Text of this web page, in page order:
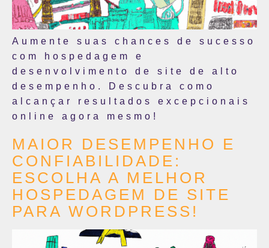
Aumente suas chances de sucesso
com hospedagem e
desenvolvimento de site de alto
desempenho. Descubra como
alcançar resultados excepcionais
online agora mesmo!
MAIOR DESEMPENHO E
CONFIABILIDADE:
ESCOLHA A MELHOR
HOSPEDAGEM DE SITE
PARA WORDPRESS!